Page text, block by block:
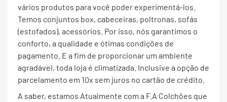
vários produtos para você poder experimentá-los.
Temos conjuntos box, cabeceiras, poltronas, sofás
(estofados), acessórios. Por isso, nós garantimos o
conforto, a qualidade e ótimas condições de
pagamento. E a fim de proporcionar um ambiente
agradável, toda loja é climatizada. Inclusive a opção de
parcelamento em 10x sem juros no cartão de crédito.
A saber, estamos Atualmente com a F.A Colchões que